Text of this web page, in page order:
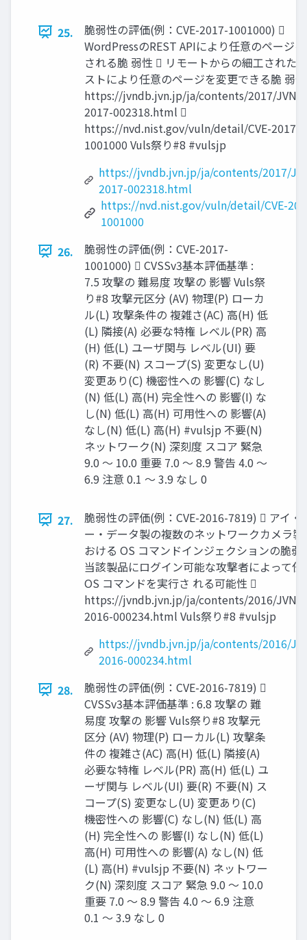
25.
脆弱性の評価(例：CVE-2017-1001000) 
WordPressのREST APIにより任意のページ
される脆 弱性  リモートからの細工された
ストにより任意のページを変更できる脆 弱
https://jvndb.jvn.jp/ja/contents/2017/
2017-002318.html 
https://nvd.nist.gov/vuln/detail/CVE-2017-
1001000 Vuls祭り#8 #vulsjp
https://jvndb.jvn.jp/ja/contents/2017/
2017-002318.html
https://nvd.nist.gov/vuln/detail/CVE-
1001000
26.
脆弱性の評価(例：CVE-2017-
1001000)  CVSSv3基本評価基準 :
7.5 攻撃の 難易度 攻撃の 影響 Vuls祭
り#8 攻撃元区分 (AV) 物理(P) ローカ
ル(L) 攻撃条件の 複雑さ(AC) 高(H) 低
(L) 隣接(A) 必要な特権 レベル(PR) 高
(H) 低(L) ユーザ関与 レベル(UI) 要
(R) 不要(N) スコープ(S) 変更なし(U)
変更あり(C) 機密性への 影響(C) なし
(N) 低(L) 高(H) 完全性への 影響(I) な
し(N) 低(L) 高(H) 可用性への 影響(A)
なし(N) 低(L) 高(H) #vulsjp 不要(N)
ネットワーク(N) 深刻度 スコア 緊急
9.0 〜 10.0 重要 7.0 〜 8.9 警告 4.0 〜
6.9 注意 0.1 〜 3.9 なし 0
27.
脆弱性の評価(例：CVE-2016-7819)  アイ・
ー・データ製の複数のネットワークカメラ製
おける OS コマンドインジェクションの脆弱
当該製品にログイン可能な攻撃者によって任
OS コマンドを実行さ れる可能性 
https://jvndb.jvn.jp/ja/contents/2016/
2016-000234.html Vuls祭り#8 #vulsjp
https://jvndb.jvn.jp/ja/contents/2016/
2016-000234.html
28.
脆弱性の評価(例：CVE-2016-7819) 
CVSSv3基本評価基準 : 6.8 攻撃の 難
易度 攻撃の 影響 Vuls祭り#8 攻撃元
区分 (AV) 物理(P) ローカル(L) 攻撃条
件の 複雑さ(AC) 高(H) 低(L) 隣接(A)
必要な特権 レベル(PR) 高(H) 低(L) ユ
ーザ関与 レベル(UI) 要(R) 不要(N) ス
コープ(S) 変更なし(U) 変更あり(C)
機密性への 影響(C) なし(N) 低(L) 高
(H) 完全性への 影響(I) なし(N) 低(L)
高(H) 可用性への 影響(A) なし(N) 低
(L) 高(H) #vulsjp 不要(N) ネットワー
ク(N) 深刻度 スコア 緊急 9.0 〜 10.0
重要 7.0 〜 8.9 警告 4.0 〜 6.9 注意
0.1 〜 3.9 なし 0